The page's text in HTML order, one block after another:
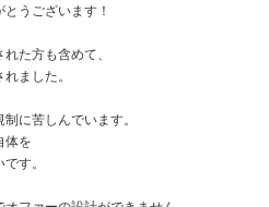
うございます！
た方も含めて、
ました。
に苦しんでいます。
体を
す。